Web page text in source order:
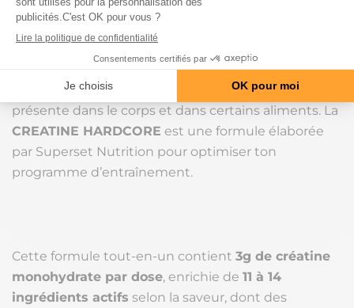
optimales.
2. Créatine Hardcore (1,5kg) – Superset
La créatine est une molécule naturellement
présente dans le corps et dans certains aliments. La
CREATINE HARDCORE est une formule élaborée
par Superset Nutrition pour optimiser ton
programme d’entraînement.
Cette formule tout-en-un contient 3g de créatine
monohydrate par dose, enrichie de 11 à 14
ingrédients actifs selon la saveur, dont des